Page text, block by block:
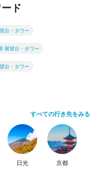
ド
台・タワー
展望台・タワー
台・タワー
すべての行き先をみる
日光 京都